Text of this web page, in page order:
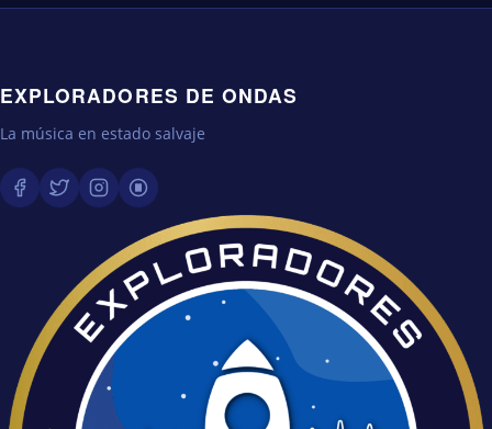
EXPLORADORES DE ONDAS
La música en estado salvaje